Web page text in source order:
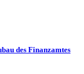
des Finanzamtes